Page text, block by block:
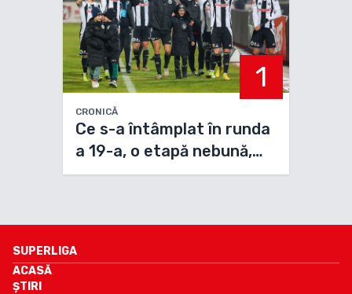
1
CRONICĂ
Ce s-a întâmplat în runda
a 19-a, o etapă nebună,
care a avut trei lideri
SUPERLIGA
ACASĂ
ȘTIRI